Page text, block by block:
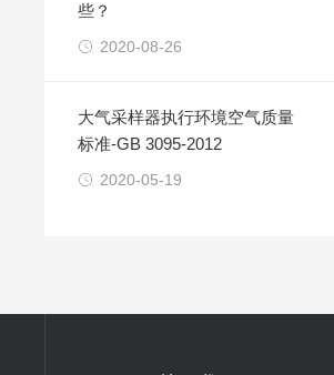
些？
2020-08-26
大气采样器执行环境空气质量
标准-GB 3095-2012
2020-05-19